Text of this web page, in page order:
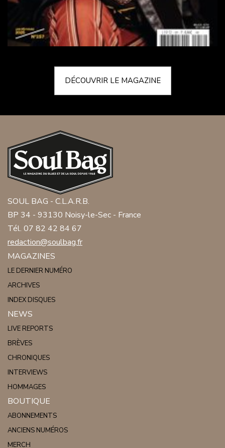
DÉCOUVRIR LE MAGAZINE
SOUL BAG - C.L.A.R.B.
BP 34 - 93130 Noisy-le-Sec - France
Tél. 07 82 42 84 67
redaction@soulbag.fr
MAGAZINES
LE DERNIER NUMÉRO
ARCHIVES
INDEX DISQUES
NEWS
LIVE REPORTS
BRÈVES
CHRONIQUES
INTERVIEWS
HOMMAGES
BOUTIQUE
ABONNEMENTS
ANCIENS NUMÉROS
MERCH